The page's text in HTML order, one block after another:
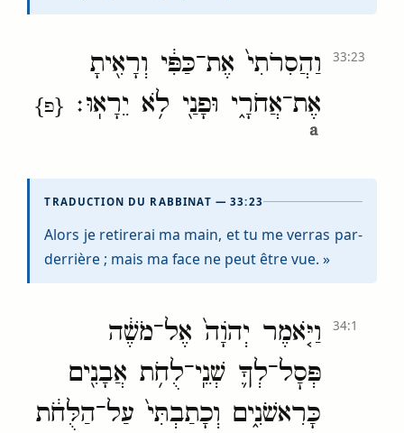
וַהֲסִרֹתִי֙ אֶת־כַּפִּ֔י וְרָאִ֖יתָ
אֶת־אֲחֹרָ֑י וּפָנַ֖י לֹ֥א יֵרָאֽוּ׃ {פ}
a
33:23
TRADUCTION DU RABBINAT — 33:23
Alors je retirerai ma main, et tu me verras par-
derrière ; mais ma face ne peut être vue. »
וַיֹּ֤אמֶר יְהֹוָה֙ אֶל־מֹשֶׁ֔ה
פְּסׇל־לְךָ֛ שְׁנֵֽי־לֻחֹ֥ת אֲבָנִ֖ים
כָּרִאשֹׁנִ֑ים וְכָתַבְתִּי֙ עַל־הַלֻּחֹ֔ת
34:1